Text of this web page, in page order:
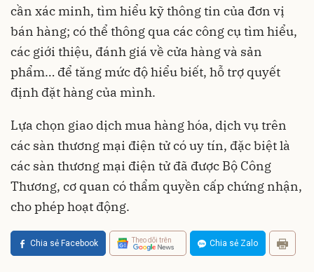
cần xác minh, tìm hiểu kỹ thông tin của đơn vị
bán hàng; có thể thông qua các công cụ tìm hiểu,
các giới thiệu, đánh giá về cửa hàng và sản
phẩm… để tăng mức độ hiểu biết, hỗ trợ quyết
định đặt hàng của mình.
Lựa chọn giao dịch mua hàng hóa, dịch vụ trên
các sàn thương mại điện tử có uy tín, đặc biệt là
các sàn thương mại điện tử đã được Bộ Công
Thương, cơ quan có thẩm quyền cấp chứng nhận,
cho phép hoạt động.
Chia sẻ Facebook Theo dõi trên Chia sẻ Zalo